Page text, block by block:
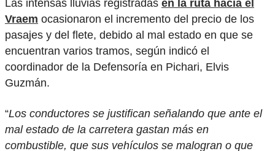
Las intensas lluvias registradas en la ruta hacia el
Vraem ocasionaron el incremento del precio de los
pasajes y del flete, debido al mal estado en que se
encuentran varios tramos, según indicó el
coordinador de la Defensoría en Pichari, Elvis
Guzmán.
“Los conductores se justifican señalando que ante el
mal estado de la carretera gastan más en
combustible, que sus vehículos se malogran o que